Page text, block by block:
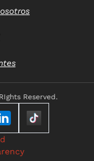
Reserved.